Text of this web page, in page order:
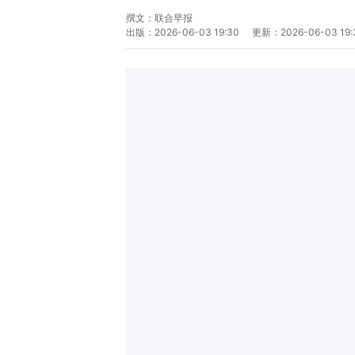
撰文： 联合早报
出版： 2026-06-03 19:30 更新： 2026-06-03